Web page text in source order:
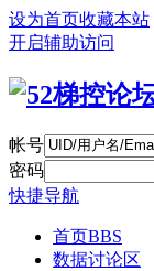
设为首页收藏本站
开启辅助访问
帐号
密码
快捷导航
首页BBS
数据讨论区